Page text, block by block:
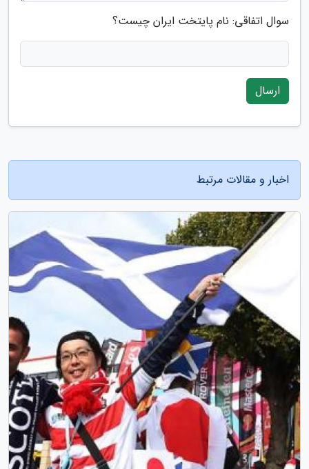
سوال اتفاقی: نام پایتخت ایران چیست؟
ارسال
اخبار و مقالات مرتبط